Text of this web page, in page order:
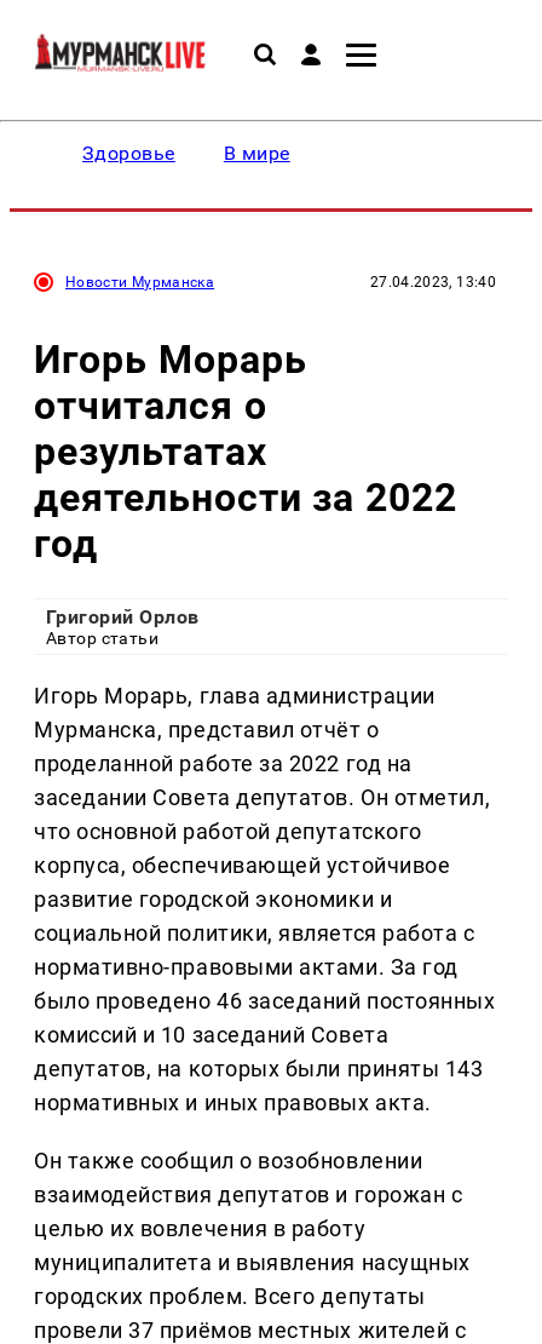
Здоровье В мире
Новости Мурманска 27.04.2023, 13:40
Игорь Морарь
отчитался о
результатах
деятельности за 2022
год
Григорий Орлов
Автор статьи
Игорь Морарь, глава администрации
Мурманска, представил отчёт о
проделанной работе за 2022 год на
заседании Совета депутатов. Он отметил,
что основной работой депутатского
корпуса, обеспечивающей устойчивое
развитие городской экономики и
социальной политики, является работа с
нормативно-правовыми актами. За год
было проведено 46 заседаний постоянных
комиссий и 10 заседаний Совета
депутатов, на которых были приняты 143
нормативных и иных правовых акта.
Он также сообщил о возобновлении
взаимодействия депутатов и горожан с
целью их вовлечения в работу
муниципалитета и выявления насущных
городских проблем. Всего депутаты
провели 37 приёмов местных жителей с